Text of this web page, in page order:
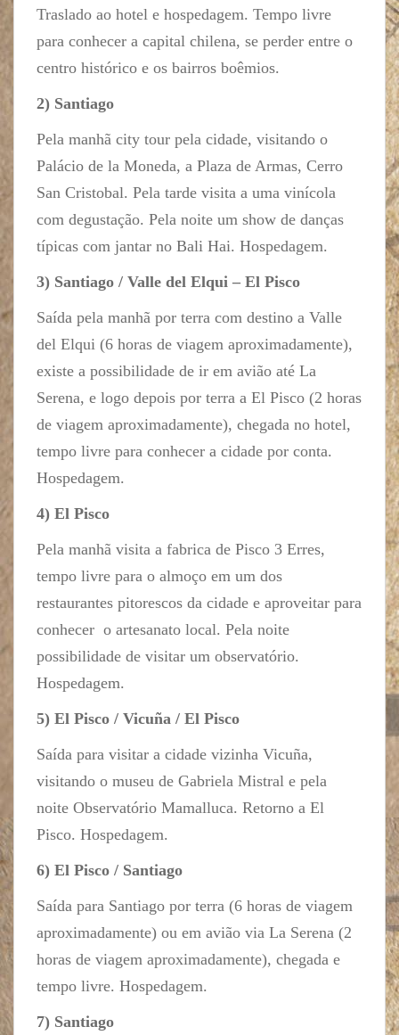
Traslado ao hotel e hospedagem. Tempo livre
para conhecer a capital chilena, se perder entre o
centro histórico e os bairros boêmios.
2) Santiago
Pela manhã city tour pela cidade, visitando o
Palácio de la Moneda, a Plaza de Armas, Cerro
San Cristobal. Pela tarde visita a uma vinícola
com degustação. Pela noite um show de danças
típicas com jantar no Bali Hai. Hospedagem.
3) Santiago / Valle del Elqui – El Pisco
Saída pela manhã por terra com destino a Valle
del Elqui (6 horas de viagem aproximadamente),
existe a possibilidade de ir em avião até La
Serena, e logo depois por terra a El Pisco (2 horas
de viagem aproximadamente), chegada no hotel,
tempo livre para conhecer a cidade por conta.
Hospedagem.
4) El Pisco
Pela manhã visita a fabrica de Pisco 3 Erres,
tempo livre para o almoço em um dos
restaurantes pitorescos da cidade e aproveitar para
conhecer o artesanato local. Pela noite
possibilidade de visitar um observatório.
Hospedagem.
5) El Pisco / Vicuña / El Pisco
Saída para visitar a cidade vizinha Vicuña,
visitando o museu de Gabriela Mistral e pela
noite Observatório Mamalluca. Retorno a El
Pisco. Hospedagem.
6) El Pisco / Santiago
Saída para Santiago por terra (6 horas de viagem
aproximadamente) ou em avião via La Serena (2
horas de viagem aproximadamente), chegada e
tempo livre. Hospedagem.
7) Santiago